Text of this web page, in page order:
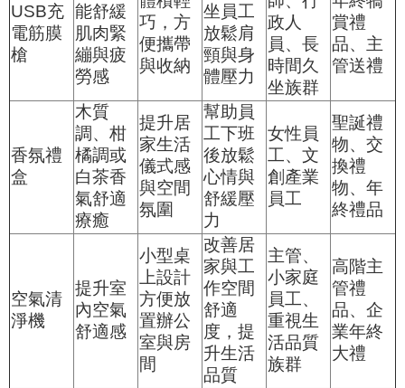
USB充
電筋膜
槍
能舒緩
肌肉緊
繃與疲
勞感
巧，方
便攜帶
與收納
坐員工
放鬆肩
頸與身
體壓力
政人
員、長
時間久
坐族群
賞禮
品、主
管送禮
香氛禮
盒
木質
調、柑
橘調或
白茶香
氣舒適
療癒
提升居
家生活
儀式感
與空間
氛圍
幫助員
工下班
後放鬆
心情與
舒緩壓
力
女性員
工、文
創產業
員工
聖誕禮
物、交
換禮
物、年
終禮品
空氣清
淨機
提升室
內空氣
舒適感
小型桌
上設計
方便放
置辦公
室與房
間
改善居
家與工
作空間
舒適
度，提
升生活
品質
主管、
小家庭
員工、
重視生
活品質
族群
高階主
管禮
品、企
業年終
大禮